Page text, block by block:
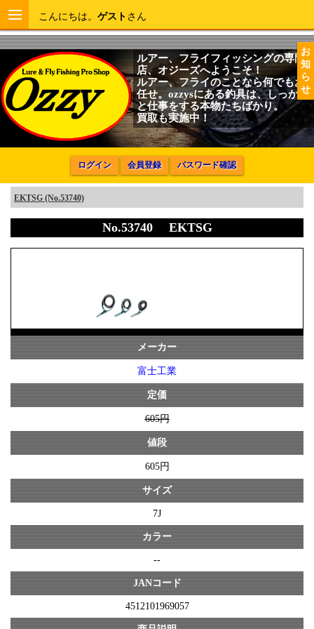
お
知
ら
せ
こんにちは。 ゲスト さん
ルアー、フライフィッシングの専門
店、オジーズへようこそ！
ルアー、フライのことなら何でもお
任せ。ozzysにある釣具は、しっかり
と仕事をする本物たちばかり。
買取も実施中！
ログイン 会員登録 パスワード確認
EKTSG (No.53740)
No.53740 EKTSG
メーカー
富士工業
定価
605円
値段
605円
サイズ
7J
カラー
--
JANコード
4512101969057